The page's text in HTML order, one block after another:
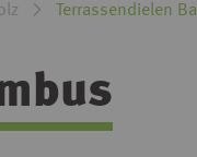
Terrassendielen